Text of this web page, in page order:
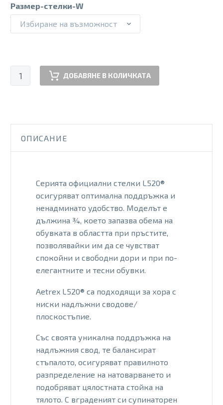
Размер-стелки-W
Избиране на възможност
количество
за
стелки
официални
ДОБАВЯНЕ В КОЛИЧКАТА
ОПИСАНИЕ
Серията официални стелки L520®
осигуряват оптимална поддръжка и
ненадминато удобство. Моделът е
дължина ¾, което запазва обема на
обувката в областта при пръстите,
позволявайки им да се чувстват
спокойни и свободни дори и при по-
елегантните и тесни обувки.
Aetrex L520® са подходящи за хора с
ниски надлъжни сводове/
плоскостъпие.
Със своята уникална поддръжка на
надлъжния свод, те балансират
стъпалото, осигуряват правилното
разпределение на натоварването и
подобряват цялостната стойка на
тялото. С вграденият си супинаторен